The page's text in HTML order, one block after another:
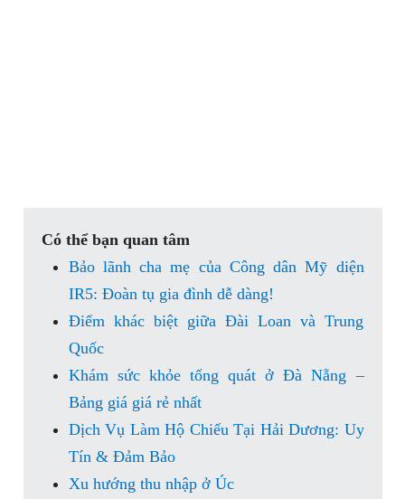
Có thể bạn quan tâm
Bảo lãnh cha mẹ của Công dân Mỹ diện
IR5: Đoàn tụ gia đình dễ dàng!
Điểm khác biệt giữa Đài Loan và Trung
Quốc
Khám sức khỏe tổng quát ở Đà Nẵng –
Bảng giá giá rẻ nhất
Dịch Vụ Làm Hộ Chiếu Tại Hải Dương: Uy
Tín & Đảm Bảo
Xu hướng thu nhập ở Úc